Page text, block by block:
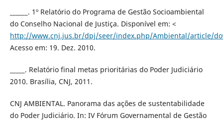
______. 1º Relatório do Programa de Gestão Socioambiental
do Conselho Nacional de Justiça. Disponível em: <
http://www.cnj.jus.br/dpj/seer/index.php/Ambiental/article/
Acesso em: 19. Dez. 2010.
_____. Relatório final metas prioritárias do Poder Judiciário
2010. Brasília, CNJ, 2011.
CNJ AMBIENTAL. Panorama das ações de sustentabilidade
do Poder Judiciário. In: IV Fórum Governamental de Gestão